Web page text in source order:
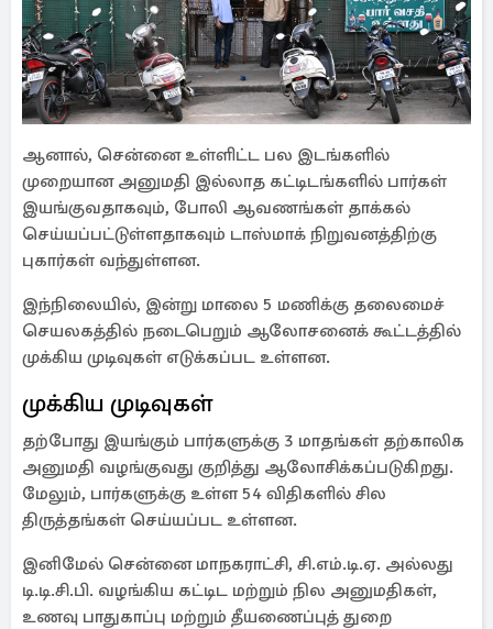
ஆனால், சென்னை உள்ளிட்ட பல இடங்களில்
முறையான அனுமதி இல்லாத கட்டிடங்களில் பார்கள்
இயங்குவதாகவும், போலி ஆவணங்கள் தாக்கல்
செய்யப்பட்டுள்ளதாகவும் டாஸ்மாக் நிறுவனத்திற்கு
புகார்கள் வந்துள்ளன.
இந்நிலையில், இன்று மாலை 5 மணிக்கு தலைமைச்
செயலகத்தில் நடைபெறும் ஆலோசனைக் கூட்டத்தில்
முக்கிய முடிவுகள் எடுக்கப்பட உள்ளன.
முக்கிய முடிவுகள்
தற்போது இயங்கும் பார்களுக்கு 3 மாதங்கள் தற்காலிக
அனுமதி வழங்குவது குறித்து ஆலோசிக்கப்படுகிறது.
மேலும், பார்களுக்கு உள்ள 54 விதிகளில் சில
திருத்தங்கள் செய்யப்பட உள்ளன.
இனிமேல் சென்னை மாநகராட்சி, சி.எம்.டி.ஏ. அல்லது
டி.டி.சி.பி. வழங்கிய கட்டிட மற்றும் நில அனுமதிகள்,
உணவு பாதுகாப்பு மற்றும் தீயணைப்புத் துறை